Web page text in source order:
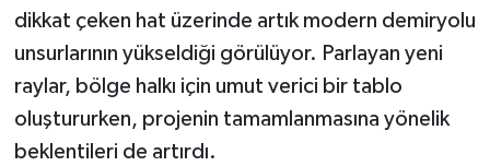
dikkat çeken hat üzerinde artık modern demiryolu
unsurlarının yükseldiği görülüyor. Parlayan yeni
raylar, bölge halkı için umut verici bir tablo
oluştururken, projenin tamamlanmasına yönelik
beklentileri de artırdı.